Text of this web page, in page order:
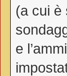
(a cui è
e